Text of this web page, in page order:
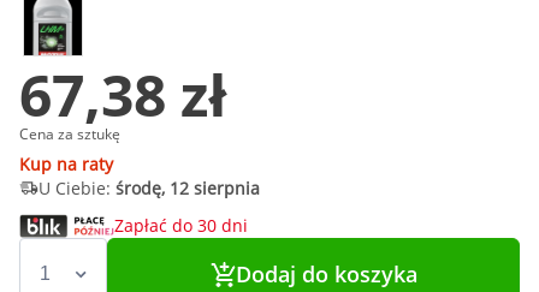
67,38 zł
Cena za sztukę
Kup na raty
U Ciebie: środę, 12 sierpnia
Zapłać do 30 dni
Dodaj do koszyka